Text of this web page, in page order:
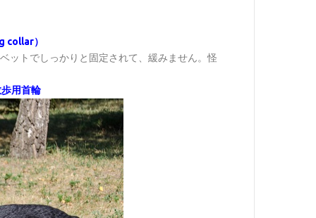
collar）
ットでしっかりと固定されて、緩みません。怪
用首輪